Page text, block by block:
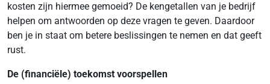
kosten zijn hiermee gemoeid? De kengetallen van je bedrijf
helpen om antwoorden op deze vragen te geven. Daardoor
ben je in staat om betere beslissingen te nemen en dat geeft
rust.
De (financiële) toekomst voorspellen